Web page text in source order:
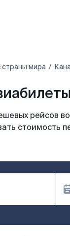
страны мира
рейсов
стоимость